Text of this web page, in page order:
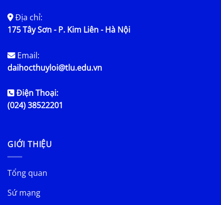
Địa chỉ:
175 Tây Sơn - P. Kim Liên - Hà Nội
Email:
daihocthuyloi@tlu.edu.vn
Điện Thoại:
(024) 38522201
GIỚI THIỆU
Tổng quan
Sứ mạng